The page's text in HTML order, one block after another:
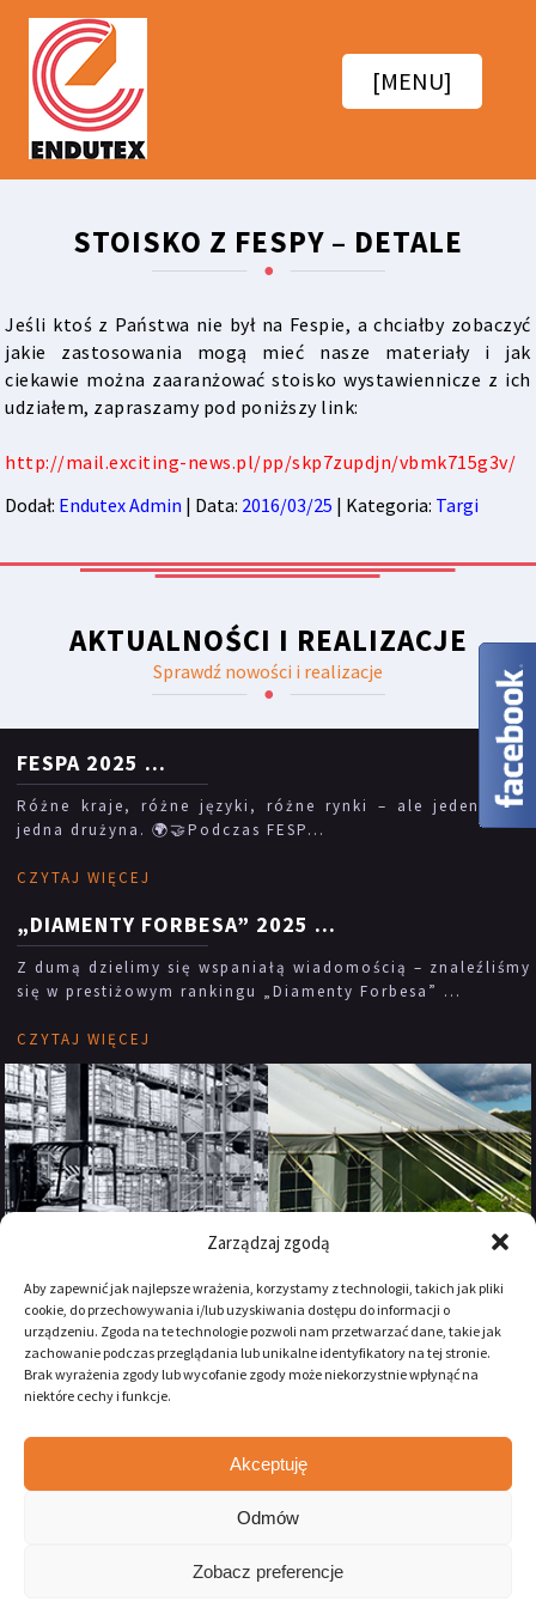
Zarządzaj zgodą
Aby zapewnić jak najlepsze wrażenia, korzystamy z technologii, takich jak pliki
cookie, do przechowywania i/lub uzyskiwania dostępu do informacji o
urządzeniu. Zgoda na te technologie pozwoli nam przetwarzać dane, takie jak
zachowanie podczas przeglądania lub unikalne identyfikatory na tej stronie.
Brak wyrażenia zgody lub wycofanie zgody może niekorzystnie wpłynąć na
niektóre cechy i funkcje.
Akceptuję
Odmów
Zobacz preferencje
[MENU]
STOISKO Z FESPY – DETALE
Jeśli ktoś z Państwa nie był na Fespie, a chciałby zobaczyć
jakie zastosowania mogą mieć nasze materiały i jak
ciekawie można zaaranżować stoisko wystawiennicze z ich
udziałem, zapraszamy pod poniższy link:
http://mail.exciting-news.pl/pp/skp7zupdjn/vbmk715g3v/
Dodał: Endutex Admin | Data: 2016/03/25 | Kategoria: Targi
AKTUALNOŚCI I REALIZACJE
Sprawdź nowości i realizacje
FESPA 2025 ...
Różne kraje, różne języki, różne rynki – ale jeden cel i
jedna drużyna. 🌍🤝Podczas FESP...
CZYTAJ WIĘCEJ
„DIAMENTY FORBESA” 2025 ...
Z dumą dzielimy się wspaniałą wiadomością – znaleźliśmy
się w prestiżowym rankingu „Diamenty Forbesa” ...
CZYTAJ WIĘCEJ